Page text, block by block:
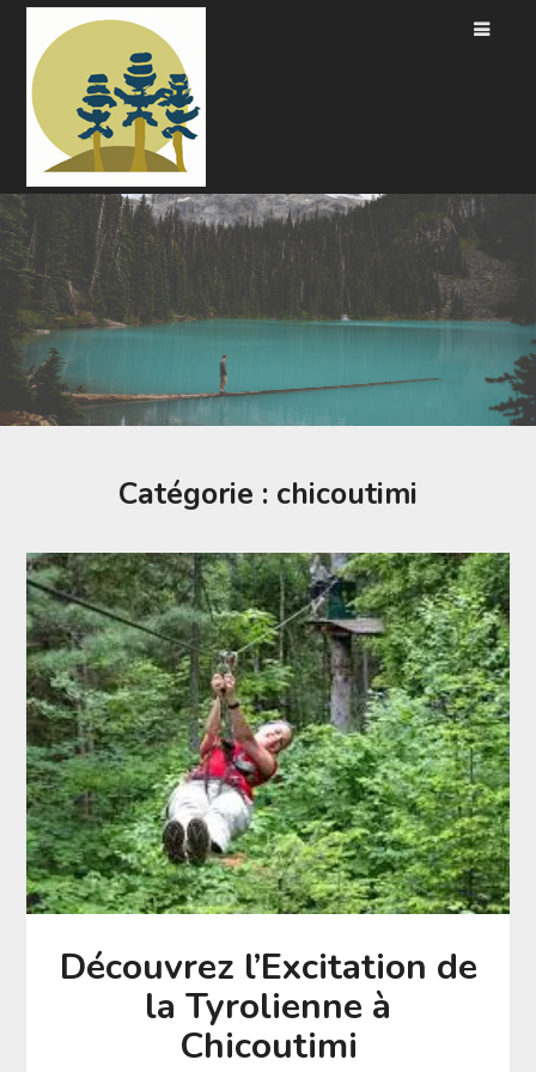
Passer
contenu
Catégorie : chicoutimi
Découvrez l’Excitation de
la Tyrolienne à
Chicoutimi